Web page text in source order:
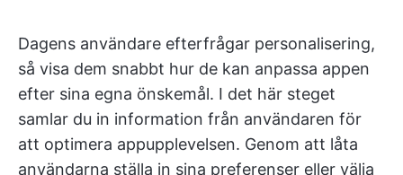
Dagens användare efterfrågar personalisering,
så visa dem snabbt hur de kan anpassa appen
efter sina egna önskemål. I det här steget
samlar du in information från användaren för
att optimera appupplevelsen. Genom att låta
användarna ställa in sina preferenser eller välja